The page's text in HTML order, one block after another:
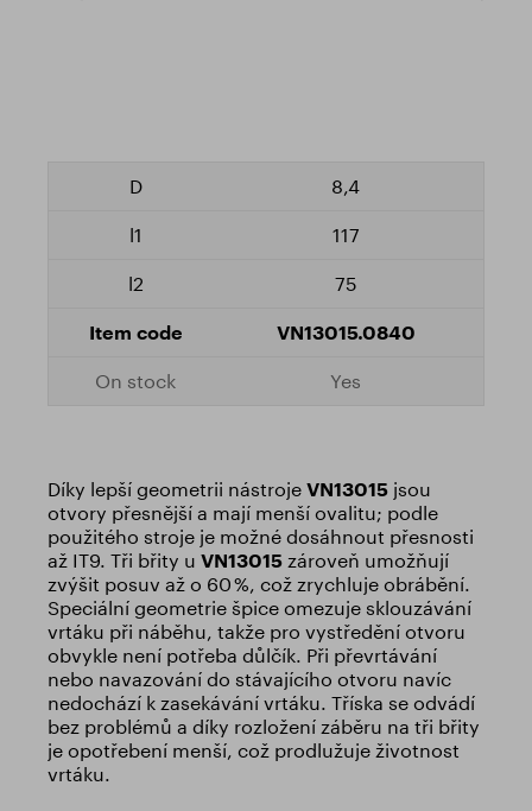
8,4
117
75
VN13015.0840
Yes
Díky lepší geometrii nástroje VN13015 jsou
otvory přesnější a mají menší ovalitu; podle
použitého stroje je možné dosáhnout přesnosti
až IT9. Tři břity u VN13015 zároveň umožňují
zvýšit posuv až o 60 %, což zrychluje obrábění.
Speciální geometrie špice omezuje sklouzávání
vrtáku při náběhu, takže pro vystředění otvoru
obvykle není potřeba důlčík. Při převrtávání
nebo navazování do stávajícího otvoru navíc
nedochází k zasekávání vrtáku. Tříska se odvádí
bez problémů a díky rozložení záběru na tři břity
je opotřebení menší, což prodlužuje životnost
vrtáku.